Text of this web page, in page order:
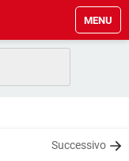
MENU
Successivo